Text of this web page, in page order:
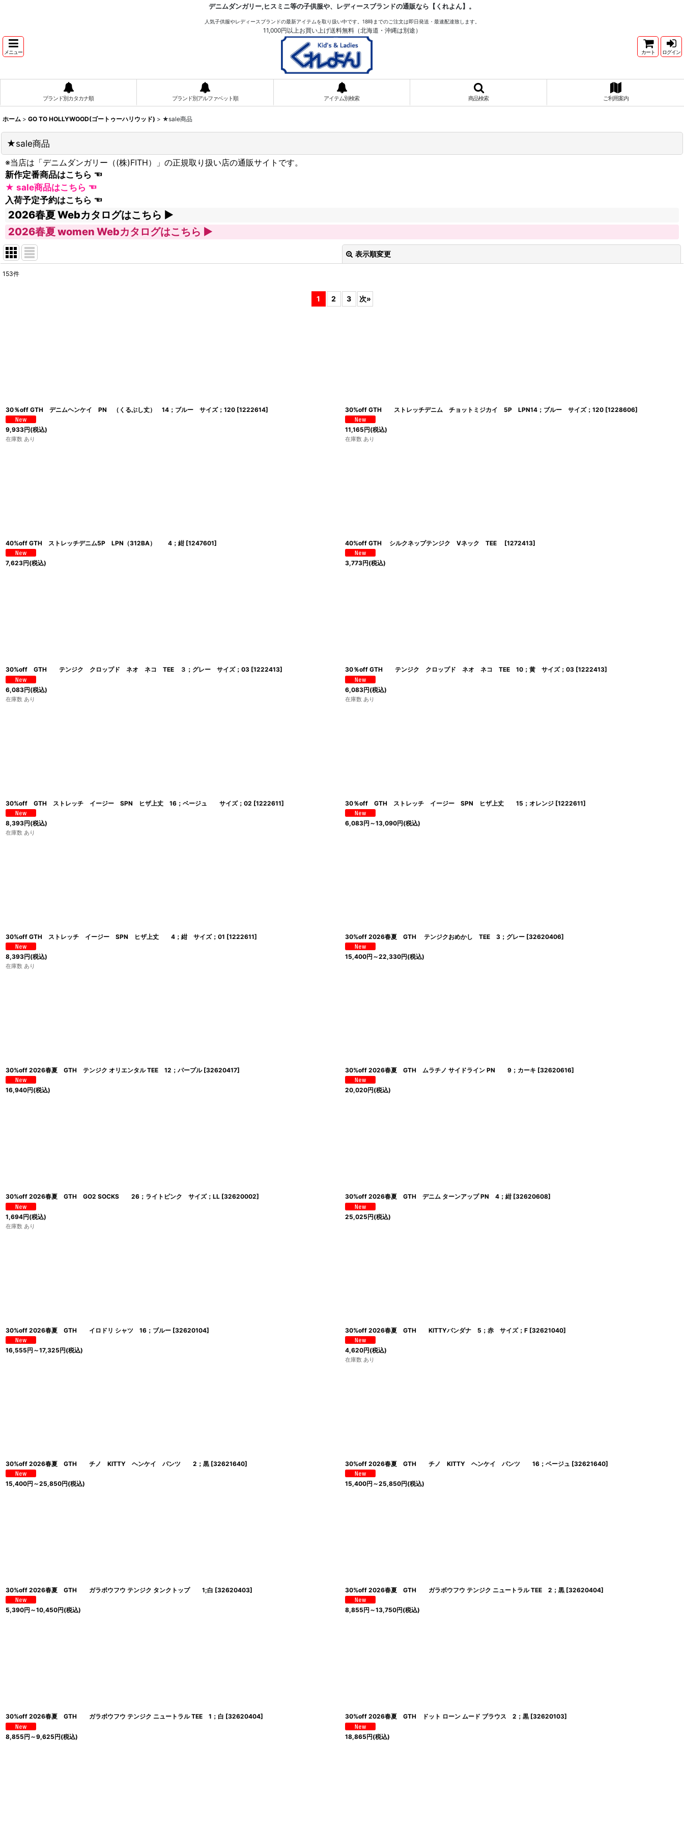
デニムダンガリー,ヒスミニ等の子供服や、レディースブランドの通販なら【くれよん】。
人気子供服やレディースブランドの最新アイテムを取り扱い中です。18時までのご注文は即日発送・最速配達致します。
11,000円以上お買い上げ送料無料（北海道・沖縄は別途）
メニュー カート ログイン
ブランド別カタカナ順 ブランド別アルファベット順 アイテム別検索 商品検索 ご利用案内
ホーム > GO TO HOLLYWOOD(ゴートゥーハリウッド) > ★sale商品
★sale商品
※当店は「デニムダンガリー（(株)FITH）」の正規取り扱い店の通販サイトです。
新作定番商品はこちら
★ sale商品はこちら
入荷予定予約はこちら
2026春夏 Webカタログはこちら
2026春夏 women Webカタログはこちら
表示順変更
153件
1 2 3 次»
30％off GTH デニムヘンケイ PN （くるぶし丈） 14；ブルー サイズ；120 [1222614]
9,933円(税込)
在庫数 あり
30%off GTH ストレッチデニム チョットミジカイ 5P LPN14；ブルー サイズ；120 [1228606]
11,165円(税込)
在庫数 あり
40%off GTH ストレッチデニム5P LPN（312BA） 4；紺 [1247601]
7,623円(税込)
40%off GTH シルクネップテンジク Vネック TEE [1272413]
3,773円(税込)
30%off GTH テンジク クロップド ネオ ネコ TEE ３；グレー サイズ；03 [1222413]
6,083円(税込)
在庫数 あり
30％off GTH テンジク クロップド ネオ ネコ TEE 10；黄 サイズ；03 [1222413]
6,083円(税込)
在庫数 あり
30%off GTH ストレッチ イージー SPN ヒザ上丈 16；ベージュ サイズ；02 [1222611]
8,393円(税込)
在庫数 あり
30％off GTH ストレッチ イージー SPN ヒザ上丈 15；オレンジ [1222611]
6,083円 ～13,090円(税込)
30%off GTH ストレッチ イージー SPN ヒザ上丈 4；紺 サイズ；01 [1222611]
8,393円(税込)
在庫数 あり
30%off 2026春夏 GTH テンジクおめかし TEE 3；グレー [32620406]
15,400円 ～22,330円(税込)
30%off 2026春夏 GTH テンジク オリエンタル TEE 12；パープル [32620417]
16,940円(税込)
30%off 2026春夏 GTH ムラチノ サイドライン PN 9；カーキ [32620616]
20,020円(税込)
30%off 2026春夏 GTH GO2 SOCKS 26；ライトピンク サイズ；LL [32620002]
1,694円(税込)
在庫数 あり
30%off 2026春夏 GTH デニム ターンアップ PN 4；紺 [32620608]
25,025円(税込)
30%off 2026春夏 GTH イロドリ シャツ 16；ブルー [32620104]
16,555円 ～17,325円(税込)
30%off 2026春夏 GTH KITTYバンダナ 5；赤 サイズ；F [32621040]
4,620円(税込)
在庫数 あり
30%off 2026春夏 GTH チノ KITTY ヘンケイ パンツ 2；黒 [32621640]
15,400円 ～25,850円(税込)
30%off 2026春夏 GTH チノ KITTY ヘンケイ パンツ 16；ベージュ [32621640]
15,400円 ～25,850円(税込)
30%off 2026春夏 GTH ガラボウフウ テンジク タンクトップ 1;白 [32620403]
5,390円 ～10,450円(税込)
30%off 2026春夏 GTH ガラボウフウ テンジク ニュートラル TEE 2；黒 [32620404]
8,855円 ～13,750円(税込)
30%off 2026春夏 GTH ガラボウフウ テンジク ニュートラル TEE 1；白 [32620404]
8,855円 ～9,625円(税込)
30%off 2026春夏 GTH ドット ローン ムード ブラウス 2；黒 [32620103]
18,865円(税込)